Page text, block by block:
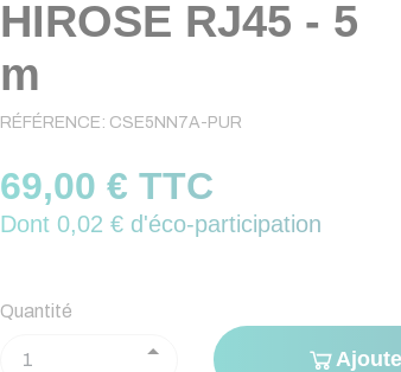
HIROSE RJ45 - 5
m
RÉFÉRENCE: CSE5NN7A-PUR
69,00 € TTC
Dont 0,02 € d'éco-participation
Quantité